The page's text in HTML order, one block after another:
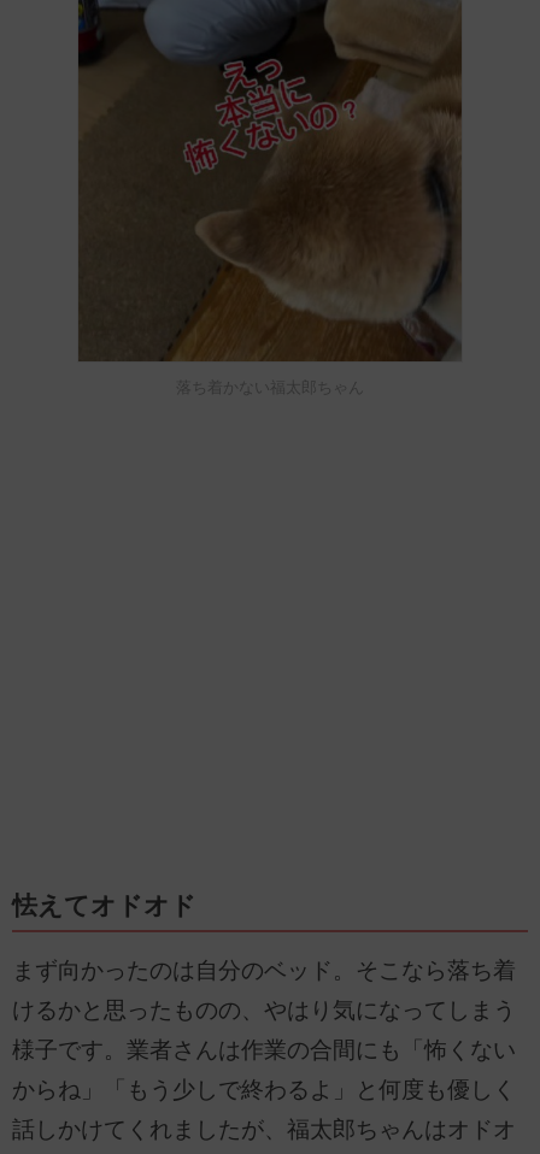
落ち着かない福太郎ちゃん
怯えてオドオド
まず向かったのは自分のベッド。そこなら落ち着
けるかと思ったものの、やはり気になってしまう
様子です。業者さんは作業の合間にも「怖くない
からね」「もう少しで終わるよ」と何度も優しく
話しかけてくれましたが、福太郎ちゃんはオドオ